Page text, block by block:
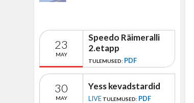
23
MAY
Speedo Räimeralli
2.etapp
TULEMUSED: PDF
30
MAY
Yess kevadstardid
LIVE TULEMUSED: PDF